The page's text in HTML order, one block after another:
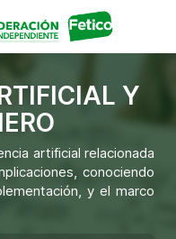
Y
artificial relacionada
conociendo
y el marco